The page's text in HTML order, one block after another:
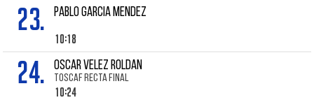
23. PABLO GARCIA MENDEZ
10:18
24. OSCAR VELEZ ROLDAN
TOSCAF RECTA FINAL
10:24